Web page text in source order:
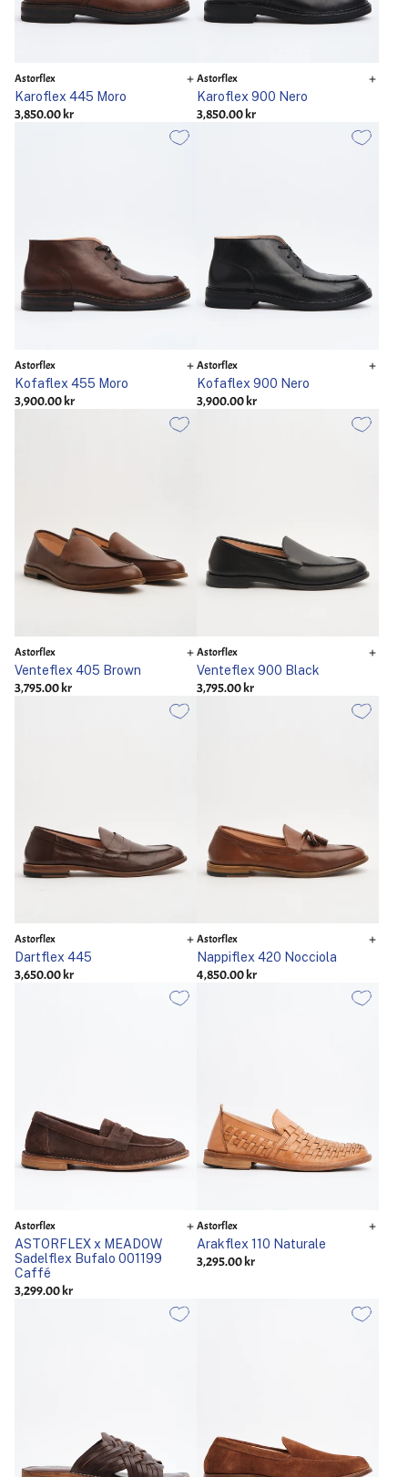
Astorflex
Karoflex 445 Moro
3,850.00 kr
Astorflex
Karoflex 900 Nero
3,850.00 kr
Astorflex
Kofaflex 455 Moro
3,900.00 kr
Astorflex
Kofaflex 900 Nero
3,900.00 kr
Astorflex
Venteflex 405 Brown
3,795.00 kr
Astorflex
Venteflex 900 Black
3,795.00 kr
Astorflex
Dartflex 445
3,650.00 kr
Astorflex
Nappiflex 420 Nocciola
4,850.00 kr
Astorflex
ASTORFLEX x MEADOW
Sadelflex Bufalo 001199
Caffé
3,299.00 kr
Astorflex
Arakflex 110 Naturale
3,295.00 kr